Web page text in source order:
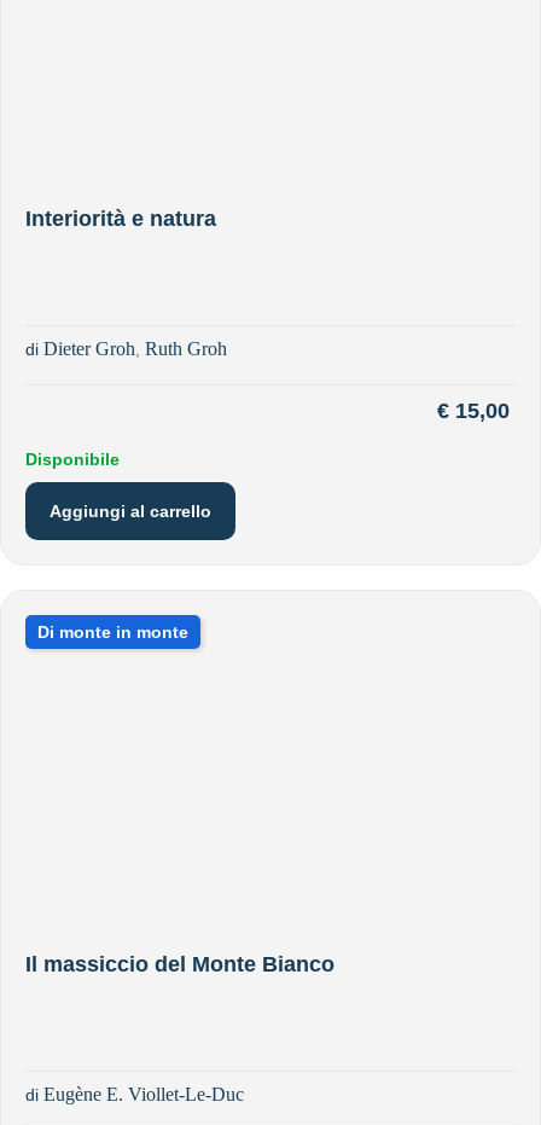
Interiorità e natura
di Dieter Groh Ruth Groh
€ 15,00
Disponibile
Aggiungi al carrello
Di monte in monte
Il massiccio del Monte Bianco
di Eugène E. Viollet-Le-Duc